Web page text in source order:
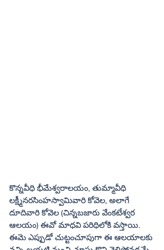
కొన్నవీధి భీమేశ్వరాలయం, తుమ్మావీధి
లక్ష్మీనరసింహస్వామివారి కోవెల, అలాగే
దూదివారి కోవెల (చిన్నబజారు వేంకటేశ్వర
ఆలయం) ఈవో మాధవి పరిధిలోకి వస్తాయి.
ఈమె ఎప్పుడో చుట్టంచూపుగా ఈ ఆలయాలకు